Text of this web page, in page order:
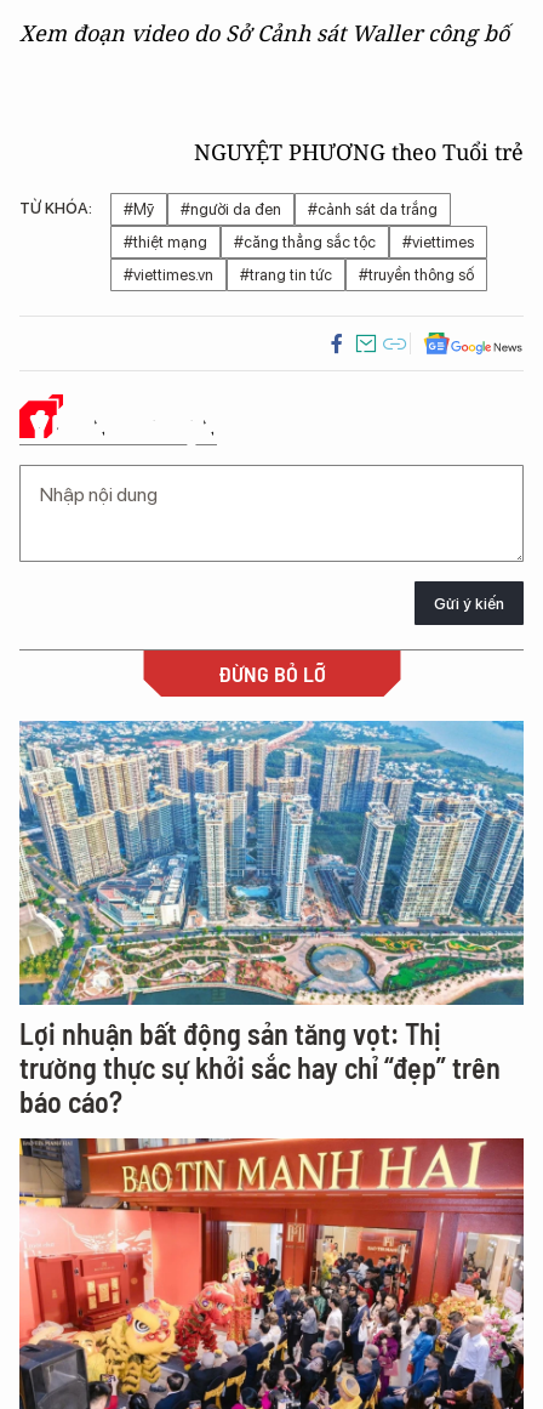
Xem đoạn video do Sở Cảnh sát Waller công bố
NGUYỆT PHƯƠNG theo Tuổi trẻ
TỪ KHÓA: #Mỹ #người da đen
#cảnh sát da trắng
#thiệt mạng
#căng thẳng sắc tộc
#viettimes
#viettimes.vn
#trang tin tức #truyền thông số
Ý KIẾN CỦA BẠN
Gửi ý kiến
ĐỪNG BỎ LỠ
Lợi nhuận bất động sản tăng vọt: Thị
trường thực sự khởi sắc hay chỉ “đẹp” trên
báo cáo?